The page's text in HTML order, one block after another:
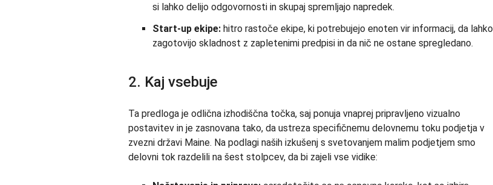
si lahko delijo odgovornosti in skupaj spremljajo napredek.
Start-up ekipe: hitro rastoče ekipe, ki potrebujejo enoten vir informacij, da lahko
zagotovijo skladnost z zapletenimi predpisi in da nič ne ostane spregledano.
2. Kaj vsebuje
Ta predloga je odlična izhodiščna točka, saj ponuja vnaprej pripravljeno vizualno
postavitev in je zasnovana tako, da ustreza specifičnemu delovnemu toku podjetja v
zvezni državi Maine. Na podlagi naših izkušenj s svetovanjem malim podjetjem smo
delovni tok razdelili na šest stolpcev, da bi zajeli vse vidike: